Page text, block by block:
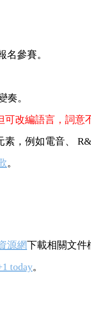
名參賽。
奏。
改編語言，詞意
，例如電音、
。
源網下載相關文件
today。